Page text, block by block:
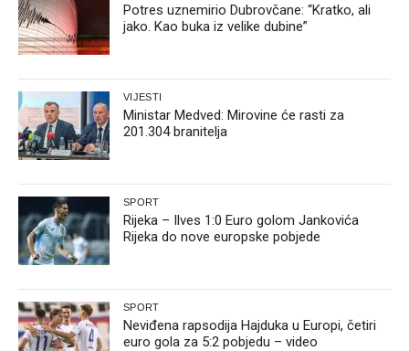
Potres uznemirio Dubrovčane: “Kratko, ali
jako. Kao buka iz velike dubine”
VIJESTI
Ministar Medved: Mirovine će rasti za
201.304 branitelja
SPORT
Rijeka – Ilves 1:0 Euro golom Jankovića
Rijeka do nove europske pobjede
SPORT
Neviđena rapsodija Hajduka u Europi, četiri
euro gola za 5:2 pobjedu – video